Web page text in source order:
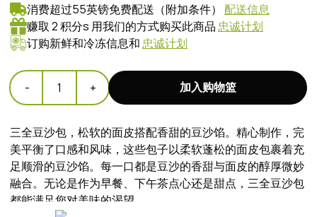
消费超过55英镑免费配送（附加条件） 配送信息
赚取 2 积分s 用我们的方式购买此商品忠诚计划
订购新鲜和冷冻信息和忠诚计划
- 1 + 加入购物篮
三全豆沙包，松软的面皮搭配香甜的豆沙馅。精心制作，完
美平衡了口感和风味，这些包子以柔软蓬松的面皮包裹着充
足顺滑的豆沙馅。每一口都是豆沙的香甜与面皮的醇厚微妙
融合。无论是作为早餐、下午茶点心还是甜点，三全豆沙包
都能满足您对美味的渴望。